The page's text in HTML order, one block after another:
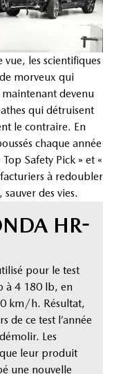
vue, les scientifiques
morveux qui
maintenant devenu
qui détruisent
le contraire. En
chaque année
Safety Pick » et «
à redoubler
des vies.
HR-
pour le test
à 4 180 lb, en
km/h. Résultat,
de ce test l’année
Les
leur produit
une nouvelle